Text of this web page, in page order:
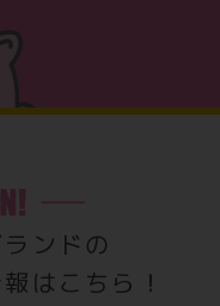
ンドの
はこちら！